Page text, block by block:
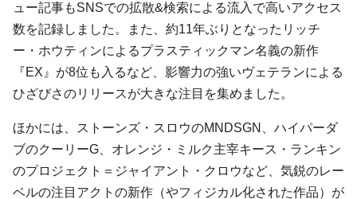
ュー記事もSNSでの拡散&検索による流入で高いアクセス
数を記録しました。また、約11年ぶりとなった リッチ
ー・ホウティンによるプラスティックマン名義の新作
『EX』が8位も入るなど、影響力の強いヴェテランによる
ひざびさのリリースが大きな注目を集めました。
ほかには、 ストーンズ・スロウのMNDSGN
ハイパーダ
ブのクーリーG オレンジ・ミルク 主宰キース・ランキン
のプロジェクト＝ ジャイアント・クロウなど、気鋭のレー
ベルの注目アクトの新作（やフィジカル化された作品）が